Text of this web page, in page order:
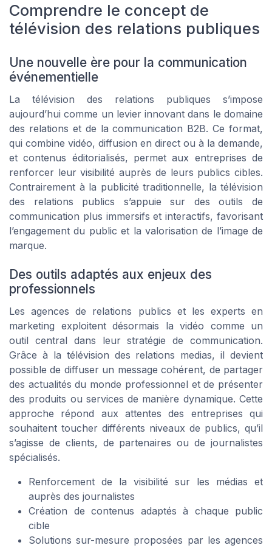
Comprendre le concept de
télévision des relations publiques
Une nouvelle ère pour la communication
événementielle
La télévision des relations publiques s’impose
aujourd’hui comme un levier innovant dans le domaine
des relations et de la communication B2B. Ce format,
qui combine vidéo, diffusion en direct ou à la demande,
et contenus éditorialisés, permet aux entreprises de
renforcer leur visibilité auprès de leurs publics cibles.
Contrairement à la publicité traditionnelle, la télévision
des relations publics s’appuie sur des outils de
communication plus immersifs et interactifs, favorisant
l’engagement du public et la valorisation de l’image de
marque.
Des outils adaptés aux enjeux des
professionnels
Les agences de relations publics et les experts en
marketing exploitent désormais la vidéo comme un
outil central dans leur stratégie de communication.
Grâce à la télévision des relations medias, il devient
possible de diffuser un message cohérent, de partager
des actualités du monde professionnel et de présenter
des produits ou services de manière dynamique. Cette
approche répond aux attentes des entreprises qui
souhaitent toucher différents niveaux de publics, qu’il
s’agisse de clients, de partenaires ou de journalistes
spécialisés.
Renforcement de la visibilité sur les médias et
auprès des journalistes
Création de contenus adaptés à chaque public
cible
Solutions sur-mesure proposées par les agences